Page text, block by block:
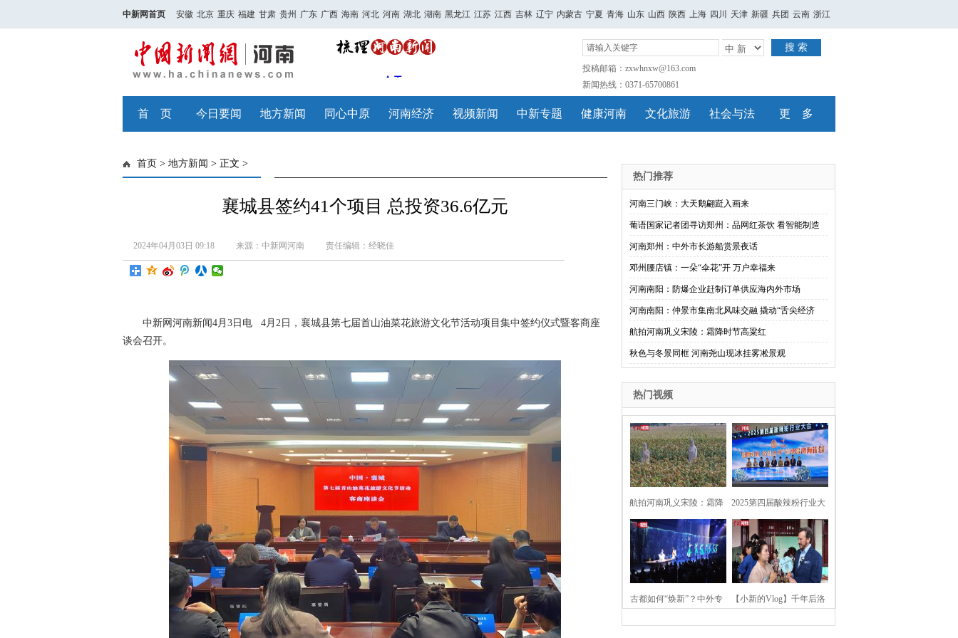
中新网首页 安徽 北京 重庆 福建 甘肃 贵州 广东 广西 海南 河北 河南 湖北 湖南 黑龙江 江苏 江西 吉林 辽宁 内蒙古 宁夏 青海 山东 山西 陕西 上海 四川 天津 新疆 兵团 云南 浙江
搜 索
投稿邮箱：zxwhnxw@163.com
新闻热线：0371-65700861
首 页 今日要闻 地方新闻 同心中原 河南经济 视频新闻 中新专题 健康河南 文化旅游 社会与法 更 多
首页 > 地方新闻 > 正文 >
襄城县签约41个项目 总投资36.6亿元
2024年04月03日 09:18 来源：中新网河南 责任编辑：经晓佳
中新网河南新闻4月3日电 4月2日，襄城县第七届首山油菜花旅游文化节活动项目集中签约仪式暨客商座
谈会召开。
热门推荐
河南三门峡：大天鹅翩跹入画来
葡语国家记者团寻访郑州：品网红茶饮 看智能制造
河南郑州：中外市长游船赏景夜话
邓州腰店镇：一朵“伞花”开 万户幸福来
河南南阳：防爆企业赶制订单供应海内外市场
河南南阳：仲景市集南北风味交融 撬动“舌尖经济
航拍河南巩义宋陵：霜降时节高粱红
秋色与冬景同框 河南尧山现冰挂雾凇景观
热门视频
航拍河南巩义宋陵：霜降
时节高粱红
2025第四届酸辣粉行业大
会在河南开封举行
古都如何“焕新”？中外专 【小新的Vlog】千年后洛